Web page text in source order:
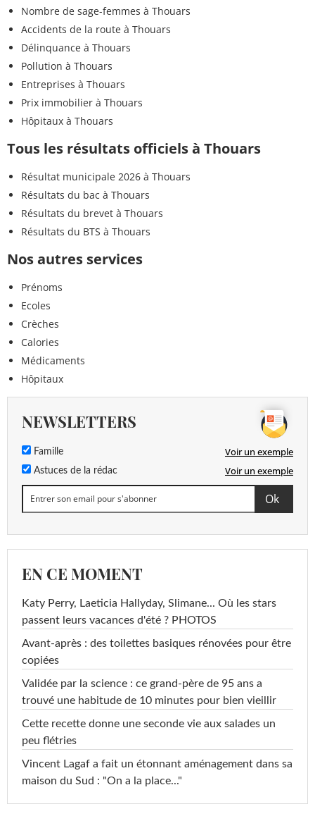
Nombre de sage-femmes à Thouars
Accidents de la route à Thouars
Délinquance à Thouars
Pollution à Thouars
Entreprises à Thouars
Prix immobilier à Thouars
Hôpitaux à Thouars
Tous les résultats officiels à Thouars
Résultat municipale 2026 à Thouars
Résultats du bac à Thouars
Résultats du brevet à Thouars
Résultats du BTS à Thouars
Nos autres services
Prénoms
Ecoles
Crèches
Calories
Médicaments
Hôpitaux
NEWSLETTERS
Famille Voir un exemple
Astuces de la rédac Voir un exemple
EN CE MOMENT
Katy Perry, Laeticia Hallyday, Slimane... Où les stars
passent leurs vacances d'été ? PHOTOS
Avant-après : des toilettes basiques rénovées pour être
copiées
Validée par la science : ce grand-père de 95 ans a
trouvé une habitude de 10 minutes pour bien vieillir
Cette recette donne une seconde vie aux salades un
peu flétries
Vincent Lagaf a fait un étonnant aménagement dans sa
maison du Sud : "On a la place..."